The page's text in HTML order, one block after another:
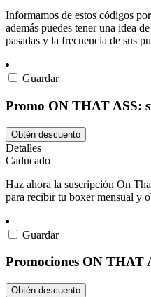
Informamos de estos códigos
además puedes tener una idea
pasadas y la frecuencia de sus
Guardar
Promo ON THAT ASS:
Obtén descuento
Detalles
Caducado
Haz ahora la suscripción On
para recibir tu boxer mensual y
Guardar
Promociones ON THAT
Obtén descuento